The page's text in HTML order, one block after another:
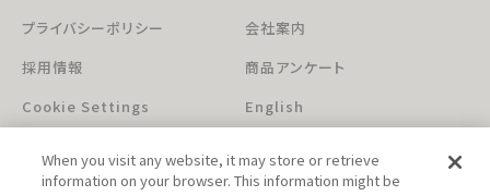
プライバシーポリシー
会社案内
採用情報
商品アンケート
Cookie Settings
English
When you visit any website, it may store or retrieve
information on your browser. This information might be